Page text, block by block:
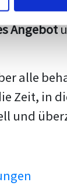
teilen
Angebot
alle
Zeit, in
und